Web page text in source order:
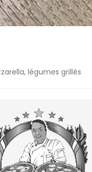
légumes grillés